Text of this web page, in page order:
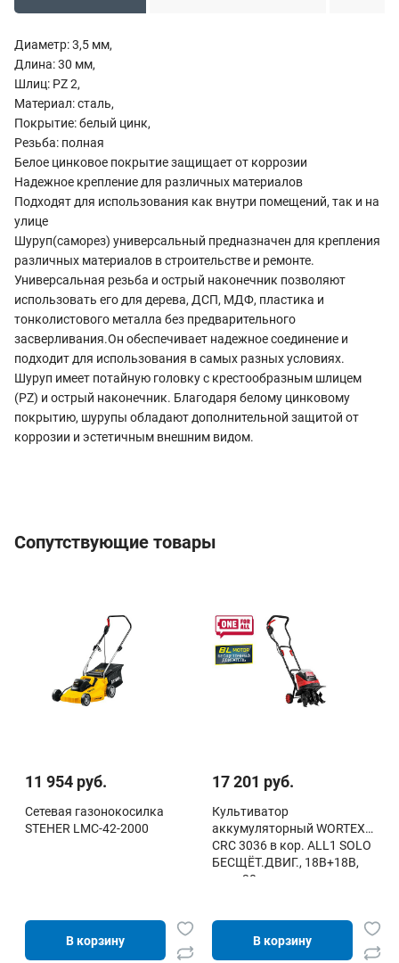
Диаметр: 3,5 мм,
Длина: 30 мм,
Шлиц: PZ 2,
Материал: сталь,
Покрытие: белый цинк,
Резьба: полная
Белое цинковое покрытие защищает от коррозии
Надежное крепление для различных материалов
Подходят для использования как внутри помещений, так и на
улице
Шуруп(саморез) универсальный предназначен для крепления
различных материалов в строительстве и ремонте.
Универсальная резьба и острый наконечник позволяют
использовать его для дерева, ДСП, МДФ, пластика и
тонколистового металла без предварительного
засверливания.Он обеспечивает надежное соединение и
подходит для использования в самых разных условиях.
Шуруп имеет потайную головку с крестообразным шлицем
(PZ) и острый наконечник. Благодаря белому цинковому
покрытию, шурупы обладают дополнительной защитой от
коррозии и эстетичным внешним видом.
Сопутствующие товары
11 954 руб.
Сетевая газонокосилка
STEHER LMC-42-2000
В корзину
17 201 руб.
Культиватор
аккумуляторный WORTEX
CRC 3036 в кор. ALL1 SOLO
БЕСЩЁТ.ДВИГ., 18В+18В,
шир. 30 см
В корзину